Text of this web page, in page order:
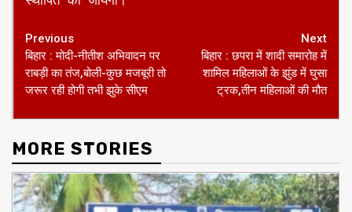
Continue
Reading
Previous
बिहार : मोदी-नीतीश अभिवादन पर
राबड़ी का तंज,बोली-कुछ मजबूरी तो
जरूर रही होगी तभी झुके सीएम
Next
बिहार : छपरा में शादी समारोह में
शामिल महिलाओं के झुंड में घुसा
ट्रक,तीन महिलाओं की मौत
MORE STORIES